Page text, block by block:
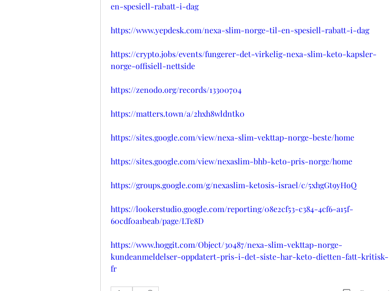
en-spesiell-rabatt-i-dag
https://www.yepdesk.com/nexa-slim-norge-til-en-spesiell-rabatt-i-dag
https://crypto.jobs/events/fungerer-det-virkelig-nexa-slim-keto-kapsler-
norge-offisiell-nettside
https://zenodo.org/records/13300704
https://matters.town/a/2hxh8wldntk0
https://sites.google.com/view/nexa-slim-vekttap-norge-beste/home
https://sites.google.com/view/nexaslim-bhb-keto-pris-norge/home
https://groups.google.com/g/nexaslim-ketosis-israel/c/5xhgGt9yHoQ
https://lookerstudio.google.com/reporting/08e2cf53-c384-4cf6-a15f-
60cdf0a1beab/page/LTe8D
https://www.hoggit.com/Object/30487/nexa-slim-vekttap-norge-
kundeanmeldelser-oppdatert-pris-i-det-siste-har-keto-dietten-fatt-kritisk-
fr